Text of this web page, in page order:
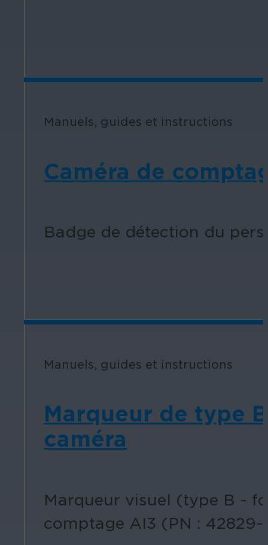
Manuels, guides et instructions
Caméra de
Badge de détection du
Manuels, guides et instructions
Marqueur de type
caméra
Marqueur visuel (type B -
comptage AI3 (PN : 42829-